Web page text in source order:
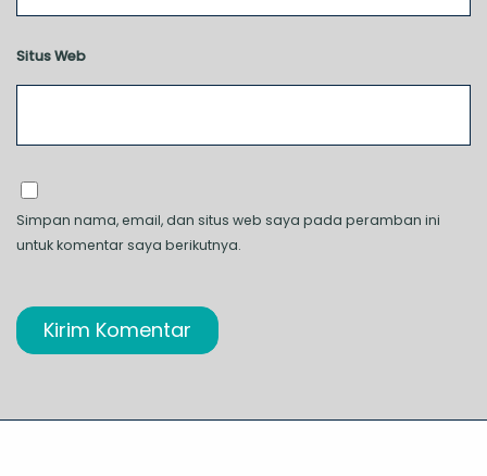
Situs Web
Simpan nama, email, dan situs web saya pada peramban ini
untuk komentar saya berikutnya.